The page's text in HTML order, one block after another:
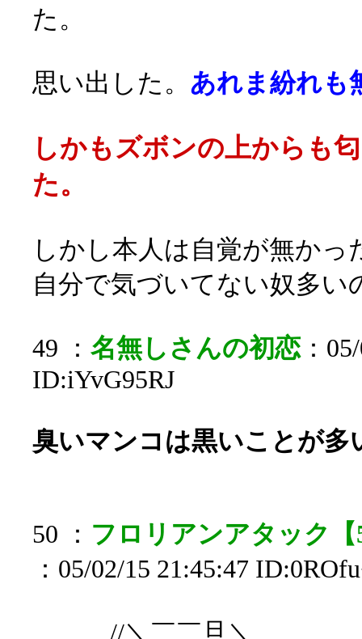
た。
思い出した。 あれま紛れも
しかもズボンの上からも
た。
しかし本人は自覚が無か
自分で気づいてない奴多い
49 ： 名無しさんの初恋：
ID:iYvG95RJ
臭いマンコは黒いことが多
50 ： フロリアンアタック
：05/02/15 21:45:47
//＼￣￣旦＼